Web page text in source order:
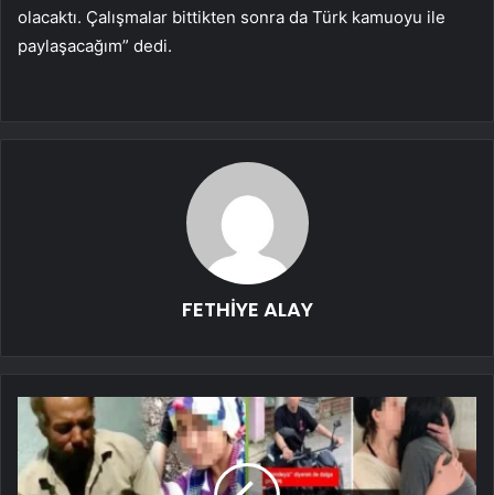
olacaktı. Çalışmalar bittikten sonra da Türk kamuoyu ile
paylaşacağım” dedi.
FETHİYE ALAY